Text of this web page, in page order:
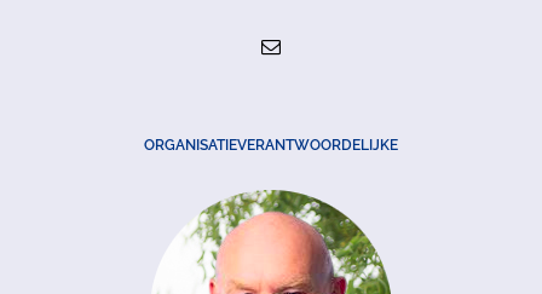
ORGANISATIEVERANTWOORDELIJKE